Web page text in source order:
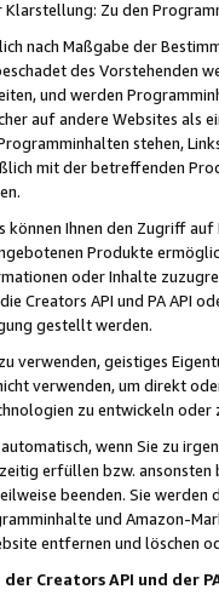
Zu den
nach Maßgabe der
des Vorstehenden
und werden
auf andere Websites als
stehen,
mit der betreffenden
können Ihnen den Zugriff
Produkte
oder Inhalte
Creators API und PA API
gestellt werden.
verwenden, geistiges
verwenden, um direkt
zu entwickeln
wenn Sie zu
erfüllen bzw. ansonsten
beenden. Sie werden
und Amazon-
entfernen und löschen
Creators API und der